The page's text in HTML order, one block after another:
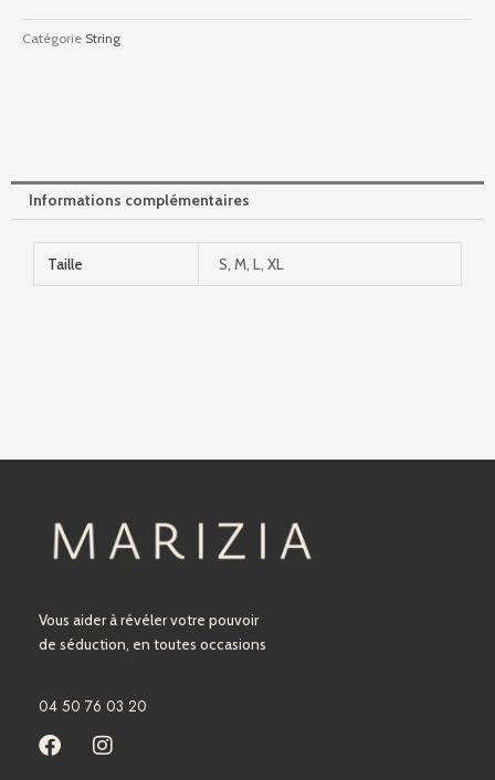
Catégorie String
Informations complémentaires
Taille S, M, L, XL
Vous aider à révéler votre pouvoir
de séduction, en toutes occasions
04 50 76 03 20
F
I